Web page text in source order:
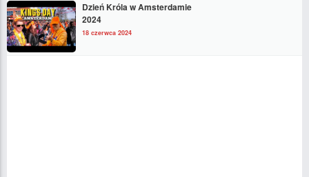
Dzień Króla w Amsterdamie
2024
18 czerwca 2024